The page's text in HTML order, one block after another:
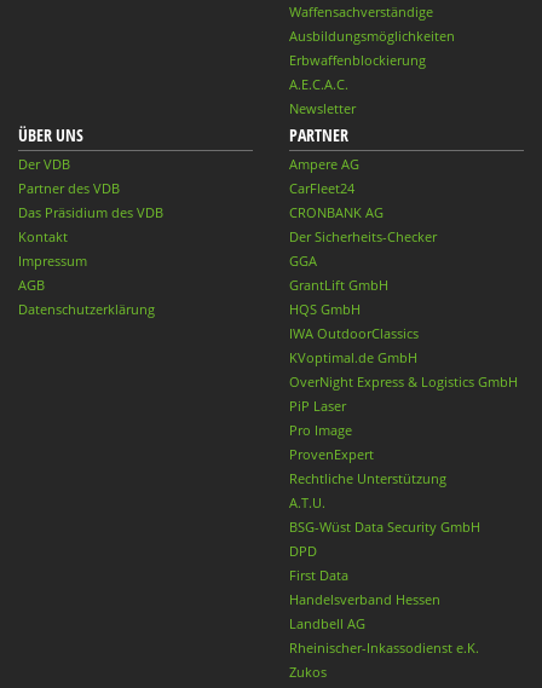
Waffensachverständige
Ausbildungsmöglichkeiten
Erbwaffenblockierung
A.E.C.A.C.
Newsletter
ÜBER UNS
Der VDB
Partner des VDB
Das Präsidium des VDB
Kontakt
Impressum
AGB
Datenschutzerklärung
PARTNER
Ampere AG
CarFleet24
CRONBANK AG
Der Sicherheits-Checker
GGA
GrantLift GmbH
HQS GmbH
IWA OutdoorClassics
KVoptimal.de GmbH
OverNight Express & Logistics GmbH
PiP Laser
Pro Image
ProvenExpert
Rechtliche Unterstützung
A.T.U.
BSG-Wüst Data Security GmbH
DPD
First Data
Handelsverband Hessen
Landbell AG
Rheinischer-Inkassodienst e.K.
Zukos